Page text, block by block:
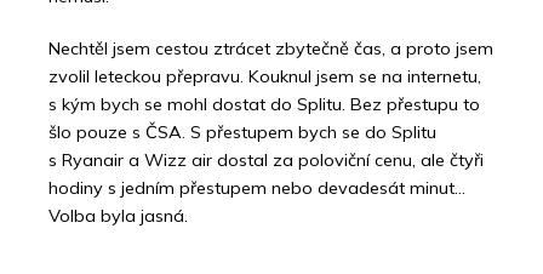
Nechtěl jsem cestou ztrácet zbytečně čas, a proto jsem
zvolil leteckou přepravu. Kouknul jsem se na internetu,
s kým bych se mohl dostat do Splitu. Bez přestupu to
šlo pouze s ČSA. S přestupem bych se do Splitu
s Ryanair a Wizz air dostal za poloviční cenu, ale čtyři
hodiny s jedním přestupem nebo devadesát minut…
Volba byla jasná.